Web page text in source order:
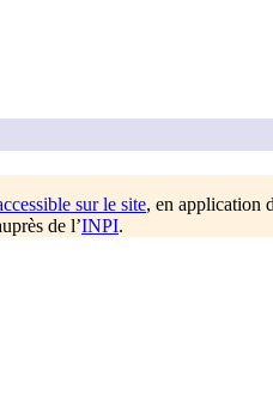
sur le site, en application
de l’INPI.